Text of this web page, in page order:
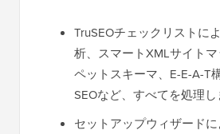
TruSEOチェックリストに
析、スマートXMLサイト
ペットスキーマ、E-E-A-T
SEOなど、すべてを処理し
セットアップウィザード